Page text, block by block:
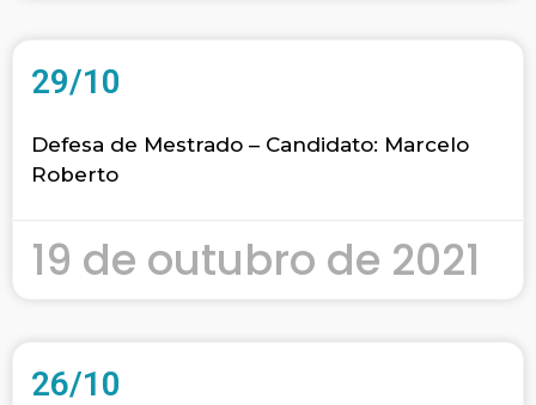
29/10
Defesa de Mestrado – Candidato: Marcelo
Roberto
19 de outubro de 2021
26/10